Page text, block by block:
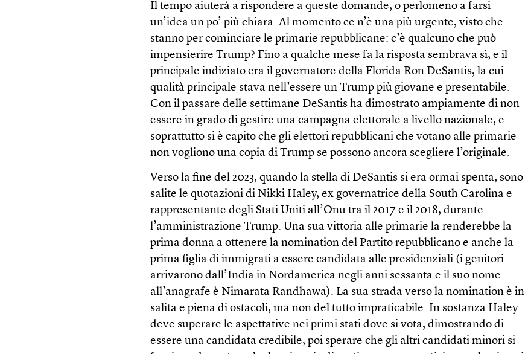
Il tempo aiuterà a rispondere a queste domande, o perlomeno a farsi
un’idea un po’ più chiara. Al momento ce n’è una più urgente, visto che
stanno per cominciare le primarie repubblicane: c’è qualcuno che può
impensierire Trump? Fino a qualche mese fa la risposta sembrava sì, e il
principale indiziato era il governatore della Florida Ron DeSantis, la cui
qualità principale stava nell’essere un Trump più giovane e presentabile.
Con il passare delle settimane DeSantis ha dimostrato ampiamente di non
essere in grado di gestire una campagna elettorale a livello nazionale, e
soprattutto si è capito che gli elettori repubblicani che votano alle primarie
non vogliono una copia di Trump se possono ancora scegliere l’originale.
Verso la fine del 2023, quando la stella di DeSantis si era ormai spenta, sono
salite le quotazioni di Nikki Haley, ex governatrice della South Carolina e
rappresentante degli Stati Uniti all’Onu tra il 2017 e il 2018, durante
l’amministrazione Trump. Una sua vittoria alle primarie la renderebbe la
prima donna a ottenere la nomination del Partito repubblicano e anche la
prima figlia di immigrati a essere candidata alle presidenziali (i genitori
arrivarono dall’India in Nordamerica negli anni sessanta e il suo nome
all’anagrafe è Nimarata Randhawa). La sua strada verso la nomination è in
salita e piena di ostacoli, ma non del tutto impraticabile. In sostanza Haley
deve superare le aspettative nei primi stati dove si vota, dimostrando di
essere una candidata credibile, poi sperare che gli altri candidati minori si